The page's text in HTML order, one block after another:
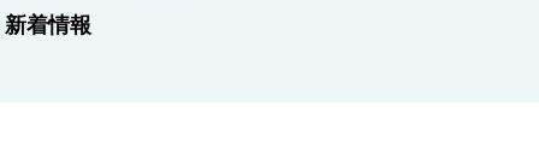
新着情報